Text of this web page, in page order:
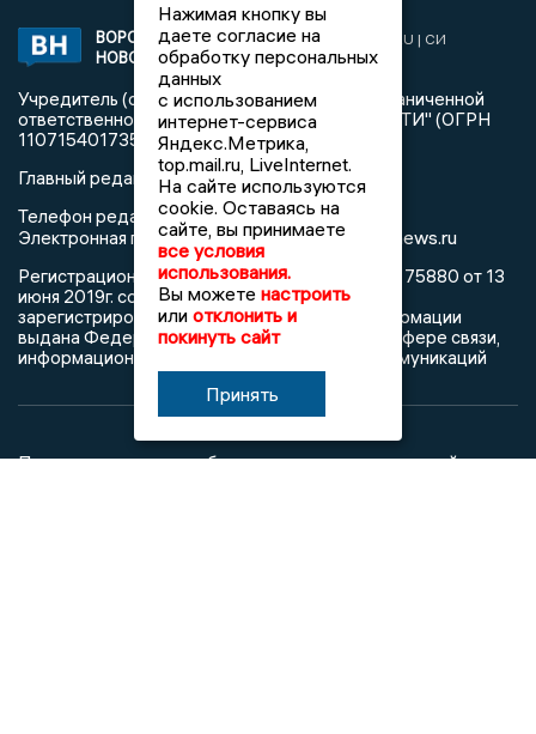
ВОРОНЕЖСКИЕ
НОВОСТИ
2019 © VORONEZHNEWS.RU | СИ
«Воронежские новости»
Учредитель (соучредители): Общество с ограниченной
ответственностью "РЕГИОНАЛЬНЫЕ НОВОСТИ" (ОГРН
1107154017354)
Главный редактор: Пирогов А.А.
Телефон редакции: +7 (473) 262 77 92
Электронная почта редакции:info@voronezhnews.ru
Регистрационный номер: серия Эл № ФС 77 - 75880 от 13
июня 2019г. согласно выписке из реестра
зарегистрированных средств массовой информации
выдана Федеральной службой по надзору в сфере связи,
информационных технологий и массовых коммуникаций
При использовании любого материала с данного сайта
Нажимая кнопку вы
даете согласие на
обработку персональных
данных
с использованием
интернет-сервиса
Яндекс.Метрика,
top.mail.ru, LiveInternet.
На сайте используются
cookie. Оставаясь на
сайте, вы принимаете
все условия
использования.
Вы можете настроить
или отклонить и
покинуть сайт
Принять